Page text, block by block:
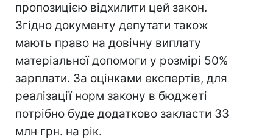
пропозицією відхилити цей закон.
Згідно документу депутати також
мають право на довічну виплату
матеріальної допомоги у розмірі 50%
зарплати. За оцінками експертів, для
реалізації норм закону в бюджеті
потрібно буде додатково закласти 33
млн грн. на рік.